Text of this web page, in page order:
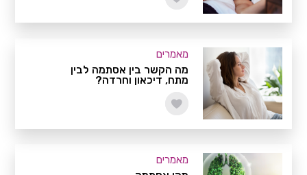
מאמרים
מה הקשר בין אסתמה לבין
מתח, דיכאון וחרדה?
מאמרים